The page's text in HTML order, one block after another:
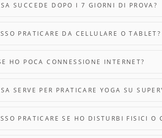
SUCCEDE DOPO I 7 GIORNI DI PROVA?
PRATICARE DA CELLULARE O TABLET?
HO POCA CONNESSIONE INTERNET?
SERVE PER PRATICARE YOGA SU
PRATICARE SE HO DISTURBI FISICI O